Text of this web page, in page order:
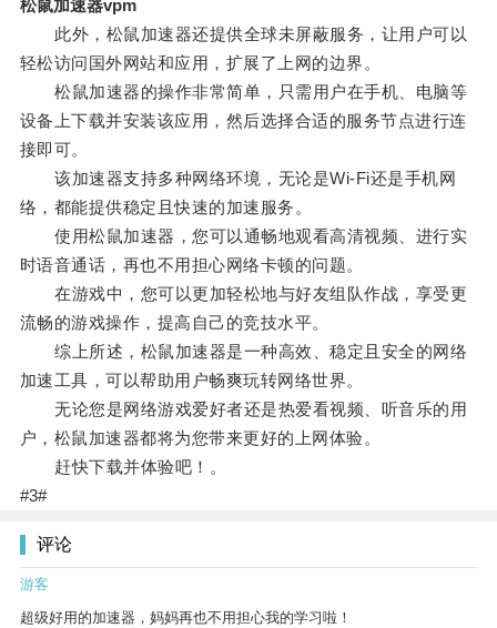
松鼠加速器vpm
此外，松鼠加速器还提供全球未屏蔽服务，让用户可以
轻松访问国外网站和应用，扩展了上网的边界。
松鼠加速器的操作非常简单，只需用户在手机、电脑等
设备上下载并安装该应用，然后选择合适的服务节点进行连
接即可。
该加速器支持多种网络环境，无论是Wi-Fi还是手机网
络，都能提供稳定且快速的加速服务。
使用松鼠加速器，您可以通畅地观看高清视频、进行实
时语音通话，再也不用担心网络卡顿的问题。
在游戏中，您可以更加轻松地与好友组队作战，享受更
流畅的游戏操作，提高自己的竞技水平。
综上所述，松鼠加速器是一种高效、稳定且安全的网络
加速工具，可以帮助用户畅爽玩转网络世界。
无论您是网络游戏爱好者还是热爱看视频、听音乐的用
户，松鼠加速器都将为您带来更好的上网体验。
赶快下载并体验吧！。
#3#
评论
游客
超级好用的加速器，妈妈再也不用担心我的学习啦！